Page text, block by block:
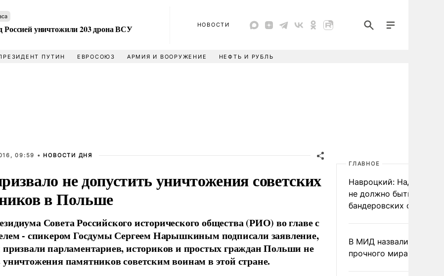
Россией уничтожили 203 дрона ВСУ НОВОСТИ
ПУТИН ЕВРОСОЮЗ АРМИЯ И ВООРУЖЕНИЕ НЕФТЬ И РУБЛЬ
09:59 • НОВОСТИ ДНЯ
не допустить уничтожения советских
в Польше
Совета Российского исторического общества (РИО) во главе с
- спикером Госдумы Сергеем Нарышкиным подписали заявление,
призвали парламентариев, историков и простых граждан Польши не
уничтожения памятников советским воинам в этой стране.
ГЛАВНОЕ
Навроцкий: Над
не должно быть
бандеровских флагов
В МИД назвали условия
прочного мира на